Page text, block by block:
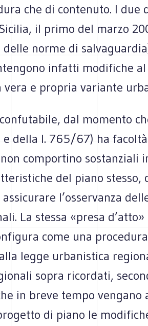
che di contenuto. I due
il primo del marzo
delle norme di
infatti modifiche
e propria variante
dal momento
della l. 765/67) ha
comportino sostanziali
del piano stesso,
l’osservanza
La stessa «presa
come una
legge urbanistica
sopra ricordati,
in breve tempo vengano
di piano le